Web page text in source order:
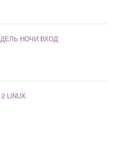
НОЧИ ВХОД
LINUX